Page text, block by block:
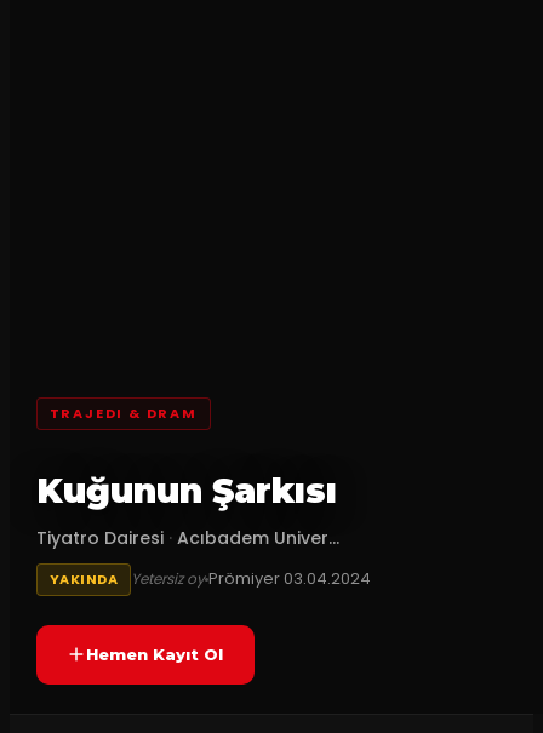
TRAJEDI & DRAM
Kuğunun Şarkısı
Tiyatro Dairesi · Acıbadem Univer...
YAKINDA Yetersiz oyPrömiyer 03.04.2024
Hemen Kayıt Ol